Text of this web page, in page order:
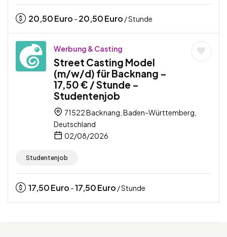
20,50Euro - 20,50Euro / Stunde
Werbung & Casting
Street Casting Model
(m/w/d) für Backnang –
17,50 € / Stunde –
Studentenjob
71522 Backnang, Baden-Württemberg,
Deutschland
02/08/2026
Studentenjob
17,50Euro -17,50Euro / Stunde